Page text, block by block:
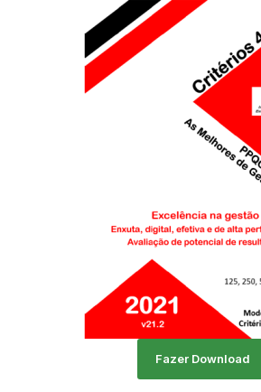
Fazer Download